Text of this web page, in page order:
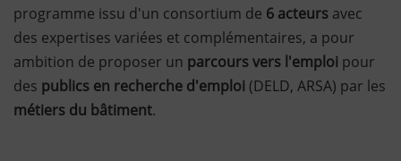
programme issu d'un consortium de 6 acteurs avec
des expertises variées et complémentaires, a pour
ambition de proposer un parcours vers l'emploi pour
des publics en recherche d'emploi (DELD, ARSA) par les
métiers du bâtiment.